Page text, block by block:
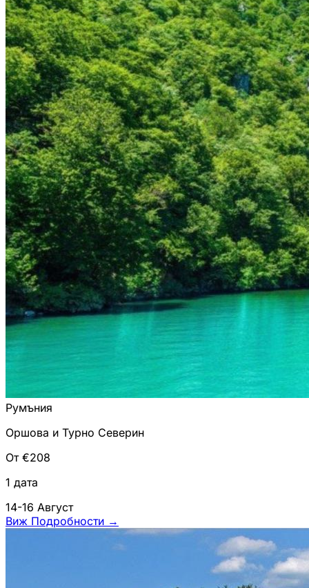
Румъния
Оршова и Турно Северин
От €208
1 дата
14-16 Август
Виж Подробности →